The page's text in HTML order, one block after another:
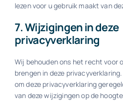
lezen voor u gebruik maakt van
7. Wijzigingen in deze
privacyverklaring
Wij behouden ons het recht voor
brengen in deze
om deze privacyverklaring
van deze wijzigingen op de